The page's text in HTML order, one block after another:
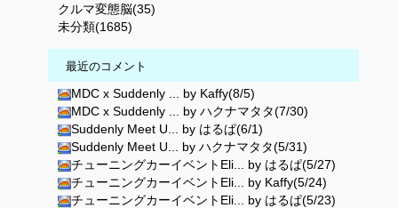
クルマ変態脳(35)
未分類(1685)
最近のコメント
MDC x Suddenly ... by Kaffy(8/5)
MDC x Suddenly ... by ハクナマタタ(7/30)
Suddenly Meet U... by はるぱ(6/1)
Suddenly Meet U... by ハクナマタタ(5/31)
チューニングカーイベントEli... by はるぱ(5/27)
チューニングカーイベントEli... by Kaffy(5/24)
チューニングカーイベントEli... by はるぱ(5/23)